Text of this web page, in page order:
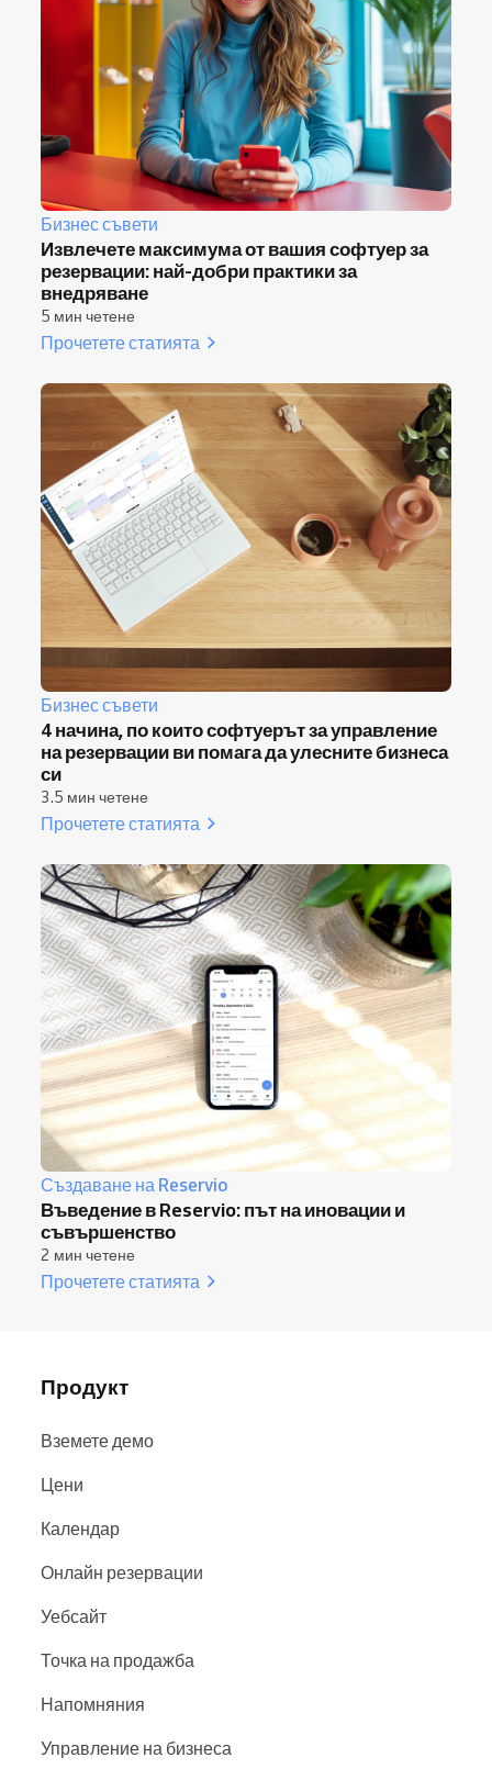
Бизнес съвети
Извлечете максимума от вашия софтуер за
резервации: най-добри практики за
внедряване
5 мин четене
Прочетете статията
Бизнес съвети
4 начина, по които софтуерът за управление
на резервации ви помага да улесните бизнеса
си
3.5 мин четене
Прочетете статията
Създаване на Reservio
Въведение в Reservio: път на иновации и
съвършенство
2 мин четене
Прочетете статията
Продукт
Вземете демо
Цени
Календар
Онлайн резервации
Уебсайт
Точка на продажба
Напомняния
Управление на бизнеса